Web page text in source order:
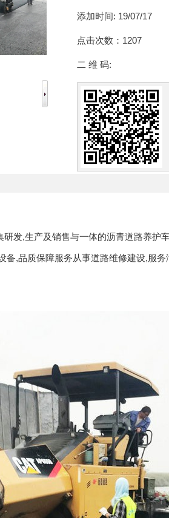
添加时间: 19/07/17
点击次数： 1207
二 维 码:
发,生产及销售与一体的沥青道路养护
备,品质保障服务从事道路维修建设,服